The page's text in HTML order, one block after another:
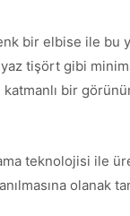
bir elbise ile bu
tişört gibi
katmanlı bir
teknolojisi ile
olanak